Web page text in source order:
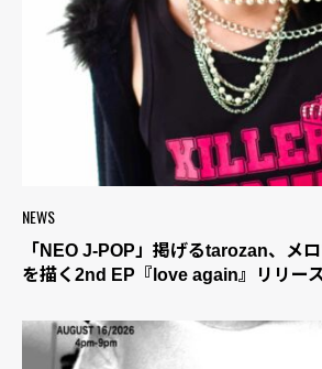
NEWS
「NEO J-POP」掲げるtarozan、メ
を描く2nd EP『love again』リリー